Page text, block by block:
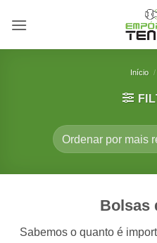
Início /
Bolsas
Sabemos o quanto é